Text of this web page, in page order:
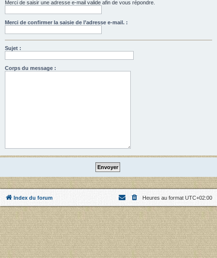
Merci de saisir une adresse e-mail valide afin de vous répondre.
Merci de confirmer la saisie de l’adresse e-mail. :
Sujet :
Corps du message :
Index du forum Heures au format UTC+02:00